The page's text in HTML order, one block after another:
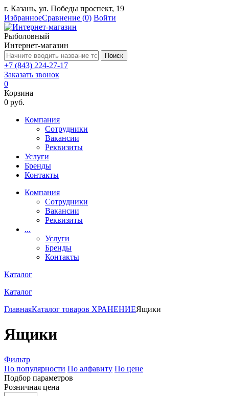
г. Казань, ул. Победы проспект, 19
ИзбранноеСравнение (0) Войти
Рыболовный
Интернет-магазин
Поиск
+7 (843) 224-27-17
Заказать звонок
0
Корзина
0 руб.
Компания
Сотрудники
Вакансии
Реквизиты
Услуги
Бренды
Контакты
Компания
Сотрудники
Вакансии
Реквизиты
...
Услуги
Бренды
Контакты
Каталог
Каталог
ГлавнаяКаталог товаров ХРАНЕНИЕЯщики
Ящики
Фильтр
По популярности По алфавиту По цене
Подбор параметров
Розничная цена